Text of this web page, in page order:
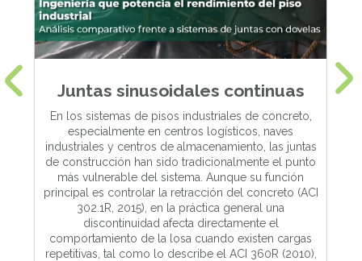
Juntas sinusoidales continuas
En los sistemas de pisos industriales de concreto,
especialmente en centros logísticos, naves
industriales y centros de almacenamiento, las juntas
de construcción han sido tradicionalmente el punto
más vulnerable del sistema. Aunque su función
principal es controlar la retracción del concreto (ACI
302.1R, 2015), en la práctica general una
discontinuidad afecta directamente el
comportamiento de la losa cuando existen cargas
repetitivas, tal como lo describe el ACI 360R (2010),